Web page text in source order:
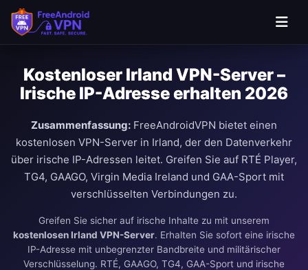
Kostenloser Irland VPN-Server –
Irische IP-Adresse erhalten 2026
Zusammenfassung: FreeAndroidVPN bietet einen
kostenlosen VPN-Server in Irland, der den Datenverkehr
über irische IP-Adressen leitet. Greifen Sie auf RTÉ Player,
TG4, GAAGO, Virgin Media Ireland und GAA-Sport mit
verschlüsselten Verbindungen zu.
Greifen Sie sicher auf irische Inhalte zu mit unserem
kostenlosen Irland VPN-Server. Erhalten Sie sofort eine irische
IP-Adresse mit unbegrenzter Bandbreite und militärischer
Verschlüsselung. RTÉ, GAAGO, TG4, GAA-Sport und irische